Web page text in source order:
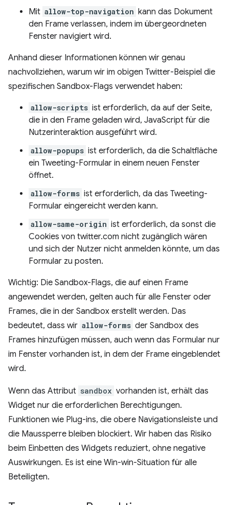
Mit allow-top-navigation kann das Dokument
den Frame verlassen, indem im übergeordneten
Fenster navigiert wird.
Anhand dieser Informationen können wir genau
nachvollziehen, warum wir im obigen Twitter-Beispiel die
spezifischen Sandbox-Flags verwendet haben:
allow-scripts ist erforderlich, da auf der Seite,
die in den Frame geladen wird, JavaScript für die
Nutzerinteraktion ausgeführt wird.
allow-popups ist erforderlich, da die Schaltfläche
ein Tweeting-Formular in einem neuen Fenster
öffnet.
allow-forms ist erforderlich, da das Tweeting-
Formular eingereicht werden kann.
allow-same-origin ist erforderlich, da sonst die
Cookies von twitter.com nicht zugänglich wären
und sich der Nutzer nicht anmelden könnte, um das
Formular zu posten.
Wichtig: Die Sandbox-Flags, die auf einen Frame
angewendet werden, gelten auch für alle Fenster oder
Frames, die in der Sandbox erstellt werden. Das
bedeutet, dass wir allow-forms der Sandbox des
Frames hinzufügen müssen, auch wenn das Formular nur
im Fenster vorhanden ist, in dem der Frame eingeblendet
wird.
Wenn das Attribut sandbox vorhanden ist, erhält das
Widget nur die erforderlichen Berechtigungen.
Funktionen wie Plug-ins, die obere Navigationsleiste und
die Maussperre bleiben blockiert. Wir haben das Risiko
beim Einbetten des Widgets reduziert, ohne negative
Auswirkungen. Es ist eine Win-win-Situation für alle
Beteiligten.